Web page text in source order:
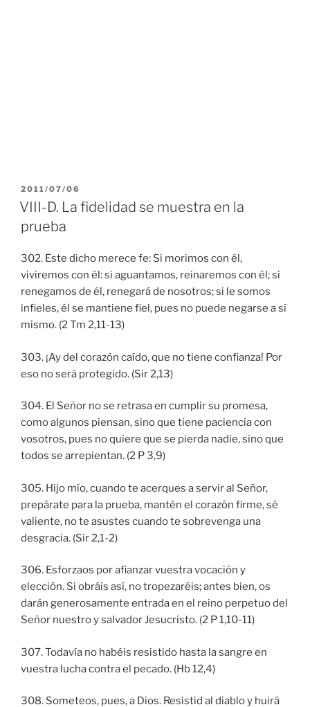
PUBLICADO
EL
2011/07/06
VIII-D. La fidelidad se muestra en la
prueba
302. Este dicho merece fe: Si morimos con él,
viviremos con él: si aguantamos, reinaremos con él; si
renegamos de él, renegará de nosotros; si le somos
infieles, él se mantiene fiel, pues no puede negarse a sí
mismo. (2 Tm 2,11-13)
303. ¡Ay del corazón caído, que no tiene confianza! Por
eso no será protegido. (Sir 2,13)
304. El Señor no se retrasa en cumplir su promesa,
como algunos piensan, sino que tiene paciencia con
vosotros, pues no quiere que se pierda nadie, sino que
todos se arrepientan. (2 P 3,9)
305. Hijo mío, cuando te acerques a servir al Señor,
prepárate para la prueba, mantén el corazón firme, sé
valiente, no te asustes cuando te sobrevenga una
desgracia. (Sir 2,1-2)
306. Esforzaos por afianzar vuestra vocación y
elección. Si obráis así, no tropezaréis; antes bien, os
darán generosamente entrada en el reino perpetuo del
Señor nuestro y salvador Jesucristo. (2 P 1,10-11)
307. Todavía no habéis resistido hasta la sangre en
vuestra lucha contra el pecado. (Hb 12,4)
308. Someteos, pues, a Dios. Resistid al diablo y huirá